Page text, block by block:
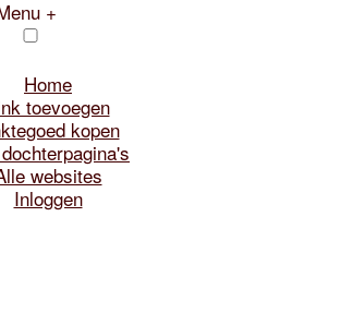
+
Home
toevoegen
kopen
websites
Inloggen